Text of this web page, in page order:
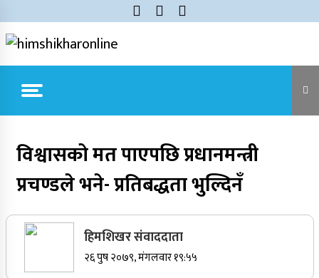
to
content
Himshikhar Online
जुम्लाबाट सुर्खेत र नेपालगञ्जतर्फ लैजाँदै गरिएको १८०
कार्टुन स्याउ प्रहरीले नियन्त्रणमा
सर्वोच्चले खारेज गर्‍यो दानबहादुर बुढाको रिट,
पदमुक्तिको निर्णय कायम
विश्वासको मत पाएपछि प्रधानमन्त्री
प्रचण्डले भने- प्रतिबद्धता भुल्दिनँ
हिमशिखर संवाददाता
२६ पुष २०७९, मंगलवार १९:५५